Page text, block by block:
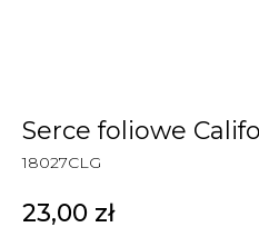
Serce foliowe
18027CLG
23,00 zł